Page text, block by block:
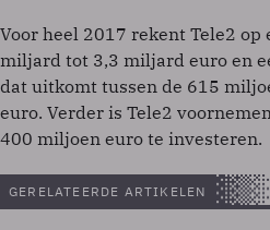
Voor heel 2017 rekent Tele2 op
miljard tot 3,3 miljard euro en
dat uitkomt tussen de 615
euro. Verder is Tele2
400 miljoen euro te investeren.
GERELATEERDE ARTIKELEN